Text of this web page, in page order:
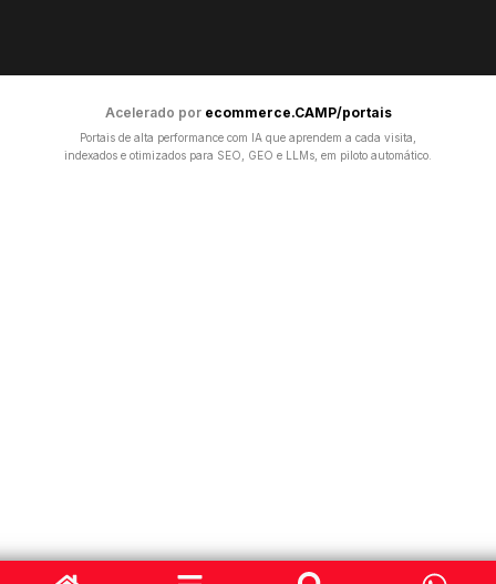
Acelerado por ecommerce.CAMP/portais
Portais de alta performance com IA que aprendem a cada visita,
indexados e otimizados para SEO, GEO e LLMs, em piloto automático.